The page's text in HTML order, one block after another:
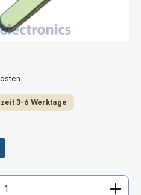
3-6 Werktage
gewünschten Wert ein